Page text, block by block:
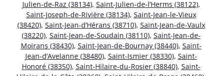
Julien-de-Raz (38134), Saint-Julien-de-l’Herms (38122),
Saint-Joseph-de-Rivière (38134), Saint-Jean-le-Vieux
(38420), Saint-Jean-d’Hérans (38710), Saint-Jean-de-Vaulx
(38220), Saint-Jean-de-Soudain (38110), Saint-Jean-de-
Moirans (38430), Saint-Jean-de-Bournay (38440), Saint-
Jean-d’Avelanne (38480), Saint-Ismier (38330), Saint-
Honoré (38350), Saint-Hilaire-du-Rosier (38840), Saint-